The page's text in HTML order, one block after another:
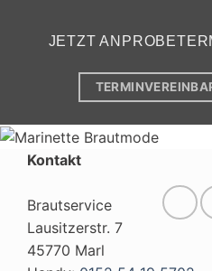
JETZT
Kontakt
Brautservice
Lausitzerstr. 7
45770 Marl